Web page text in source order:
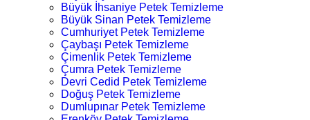
Büyük İhsaniye Petek Temizleme
Büyük Sinan Petek Temizleme
Cumhuriyet Petek Temizleme
Çaybaşı Petek Temizleme
Çimenlik Petek Temizleme
Çumra Petek Temizleme
Devri Cedid Petek Temizleme
Doğuş Petek Temizleme
Dumlupınar Petek Temizleme